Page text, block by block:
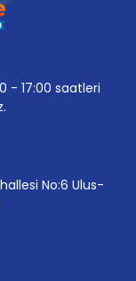
- 17:00 saatleri
No:6 Ulus-